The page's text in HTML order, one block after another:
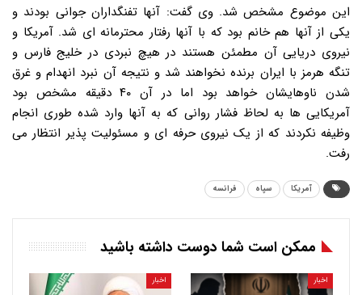
این موضوع مشخص شد. وی گفت: آنها تفنگداران جوانی بودند و
یکی از آنها هم خانم بود که با آنها رفتار محترمانه ای شد. آمریکا و
نیروی دریایی آن مطمئن هستند در هیچ نبردی در خلیج فارس و
تنگه هرمز با ایران برنده نخواهند شد و نتیجه آن نبرد انهدام و غرق
شدن ناوهایشان خواهد بود اما در آن ۴۰ دقیقه مشخص بود
آمریکایی ها به لحاظ فشار روانی که به آنها وارد شده طوری انجام
وظیفه نکردند که از یک نیروی حرفه ای و مسئولیت پذیر انتظار می
رفت.
آمریکا سپاه فرانسه
ممکن است شما دوست داشته باشید
اخبار اخبار